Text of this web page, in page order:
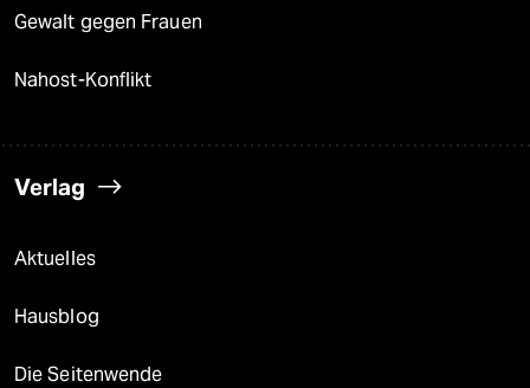
Gewalt gegen Frauen
Nahost-Konflikt
Verlag
Aktuelles
Hausblog
Die Seitenwende